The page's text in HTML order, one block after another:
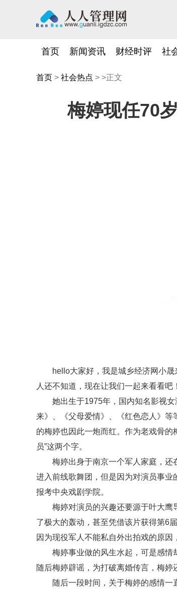
首页 新闻资讯 财经时评 社
首页 > 社会热点 > >正文
梅婷现任70
hello大家好，我是城乡经济网小
人还不知道，现在让我们一起来看看吧！
她出生于1975年，国内知名影视
来》、《父母爱情》、《红色恋人》等
的梅婷也因此一炮而红。作为老戏骨
员”这两个字。
梅婷出身于南京一个军人家庭，
进入前线歌舞团，但是因为对演员事
报考中央戏剧学院。
梅婷对演员的兴趣还要源于叶大
了极大的轰动，甚至凭借该片获得第6
因为现役军人不能私自外出拍戏的原因
梅婷事业做的风生水起，可是感情
随后梅婷辟谣，为打破离婚传言，梅婷
随后一段时间，关于梅婷的感情